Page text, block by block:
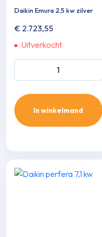
Daikin Emura 2,5 kw zilver
€ 2.723,55
Uitverkocht
In winkelmand